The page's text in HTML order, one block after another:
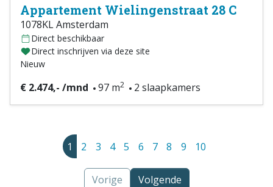
Appartement Wielingenstraat 28 C
1078KL Amsterdam
Direct beschikbaar
Direct inschrijven via deze site
Nieuw
€ 2.474,- /mnd 97 m2 2 slaapkamers
1 2 3 4 5 6 7 8 9 10
Vorige Volgende